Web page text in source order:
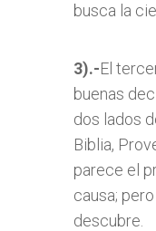
busca la
3).-El
buenas
dos lados
Biblia,
parece el
causa;
descubre.